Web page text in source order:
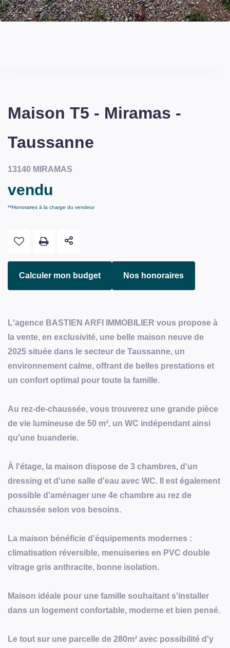
Maison T5 - Miramas -
Taussanne
13140 MIRAMAS
vendu
**Honoraires à la charge du vendeur
Calculer mon budget Nos honoraires
L'agence BASTIEN ARFI IMMOBILIER vous propose à
la vente, en exclusivité, une belle maison neuve de
2025 située dans le secteur de Taussanne, un
environnement calme, offrant de belles prestations et
un confort optimal pour toute la famille.
Au rez-de-chaussée, vous trouverez une grande pièce
de vie lumineuse de 50 m², un WC indépendant ainsi
qu'une buanderie.
À l'étage, la maison dispose de 3 chambres, d'un
dressing et d'une salle d'eau avec WC. Il est également
possible d'aménager une 4e chambre au rez de
chaussée selon vos besoins.
La maison bénéficie d'équipements modernes :
climatisation réversible, menuiseries en PVC double
vitrage gris anthracite, bonne isolation.
Maison idéale pour une famille souhaitant s'installer
dans un logement confortable, moderne et bien pensé.
Le tout sur une parcelle de 280m² avec possibilité d'y